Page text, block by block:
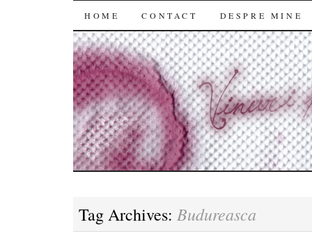
SKIP
TO
CONTENT
HOME CONTACT DESPRE MINE
Tag Archives: Budureasca